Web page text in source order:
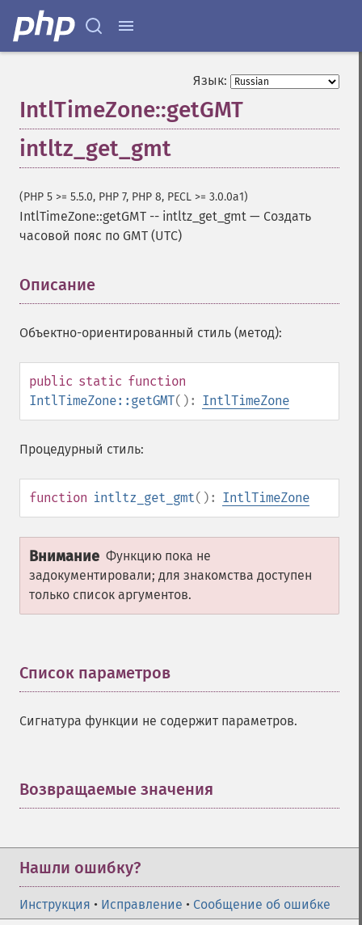
Язык:
IntlTimeZone::getGMT
intltz_get_gmt
(PHP 5 >= 5.5.0, PHP 7, PHP 8, PECL >= 3.0.0a1)
IntlTimeZone::getGMT -- intltz_get_gmt — Создать
часовой пояс по GMT (UTC)
Описание
Объектно-ориентированный стиль (метод):
public static function
IntlTimeZone::getGMT(): IntlTimeZone
Процедурный стиль:
function intltz_get_gmt(): IntlTimeZone
Внимание Функцию пока не
задокументировали; для знакомства доступен
только список аргументов.
Список параметров
Сигнатура функции не содержит параметров.
Возвращаемые значения
Нашли ошибку?
Инструкция • Исправление • Сообщение об ошибке